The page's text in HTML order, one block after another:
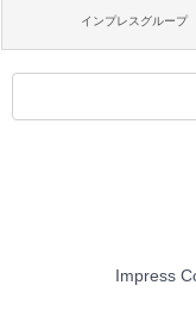
インプレスグループ
Impress